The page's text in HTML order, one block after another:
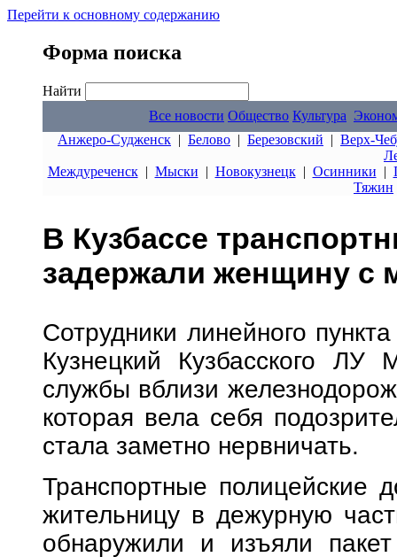
Перейти к основному содержанию
Форма поиска
Найти
Все новости Общество Культура
Анжеро-Судженск | Белово | Березовский | Верх-
Междуреченск| Мыски | Новокузнецк| Осинники |
Тяжин
В Кузбассе
задержали женщину с
Сотрудники линейного
Кузнецкий Кузбасского
службы вблизи
которая вела себя
стала заметно нервничать.
Транспортные полицейские
жительницу в дежурную
обнаружили и изъяли